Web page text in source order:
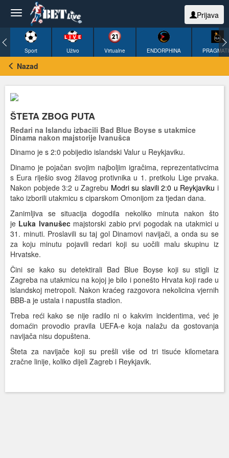
Prijava
Sport Uživo Virtualne ENDORPHINA
Nazad
ŠTETA ZBOG PUTA
Redari na Islandu izbacili Bad Blue Boyse s utakmice
Dinama nakon majstorije Ivanušca
Dinamo je s 2:0 pobijedio islandski Valur u Reykjaviku.
Dinamo je pojačan svojim najboljim igračima, reprezentativcima
s Eura riješio svog žilavog protivnika u 1. pretkolu Lige prvaka.
Nakon pobjede 3:2 u Zagrebu Modri su slavili 2:0 u Reykjaviku i
tako izborili utakmicu s ciparskom Omonijom za tjedan dana.
Zanimljiva se situacija dogodila nekoliko minuta nakon što
je Luka Ivanušecmajstorski zabio prvi pogodak na utakmici u
31. minuti. Proslavili su taj gol Dinamovi navijači, a onda su se
za koju minutu pojavili redari koji su uočili malu skupinu iz
Hrvatske.
Čini se kako su detektirali Bad Blue Boyse koji su stigli iz
Zagreba na utakmicu na kojoj je bilo i ponešto Hrvata koji rade u
islandskoj metropoli. Nakon kraćeg razgovora nekolicina vjernih
BBB-a je ustala i napustila stadion.
Treba reći kako se nije radilo ni o kakvim incidentima, već je
domaćin provodio pravila UEFA-e koja nalažu da gostovanja
navijača nisu dopuštena.
Šteta za navijače koji su prešli više od tri tisuće kilometara
zračne linije, koliko dijeli Zagreb i Reykjavik.